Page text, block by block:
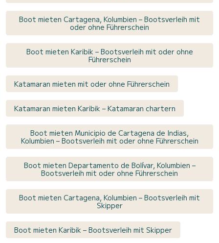
Boot mieten Cartagena, Kolumbien – Bootsverleih mit
oder ohne Führerschein
Boot mieten Karibik – Bootsverleih mit oder ohne
Führerschein
Katamaran mieten mit oder ohne Führerschein
Katamaran mieten Karibik – Katamaran chartern
Boot mieten Municipio de Cartagena de Indias,
Kolumbien – Bootsverleih mit oder ohne Führerschein
Boot mieten Departamento de Bolívar, Kolumbien –
Bootsverleih mit oder ohne Führerschein
Boot mieten Cartagena, Kolumbien – Bootsverleih mit
Skipper
Boot mieten Karibik – Bootsverleih mit Skipper